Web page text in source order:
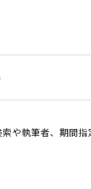
索や執筆者、期間指